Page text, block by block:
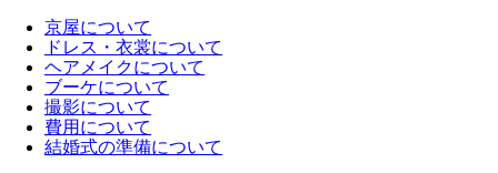
京屋について
ドレス・衣裳について
ヘアメイクについて
ブーケについて
撮影について
費用について
結婚式の準備について